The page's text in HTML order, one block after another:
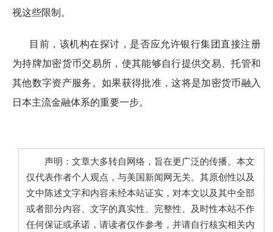
视这些限制。
目前，该机构在探讨，是否应允许银行集团直接注册
为持牌加密货币交易所，使其能够自行提供交易、托管和
其他数字资产服务。如果获得批准，这将是加密货币融入
日本主流金融体系的重要一步。
声明：文章大多转自网络，旨在更广泛的传播。本文
仅代表作者个人观点，与美国新闻网无关。其原创性以及
文中陈述文字和内容未经本站证实，对本文以及其中全部
或者部分内容、文字的真实性、完整性、及时性本站不作
任何保证或承诺，请读者仅作参考，并请自行核实相关内